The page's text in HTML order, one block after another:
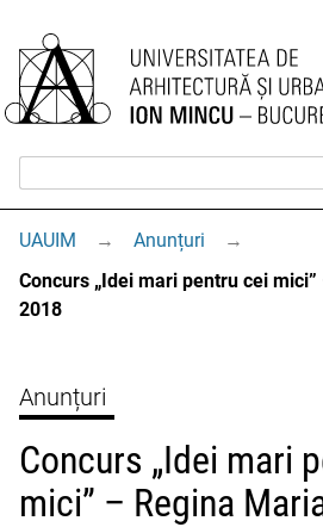
UAUIM → Anunțuri
→
Concurs „Idei mari pentru cei
2018
Anunțuri
Concurs „Idei mari
mici” – Regina